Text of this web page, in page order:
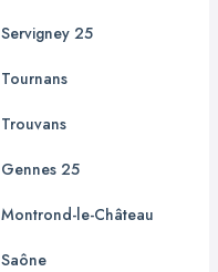
Servigney 25
Tournans
Trouvans
Gennes 25
Montrond-le-Château
Saône